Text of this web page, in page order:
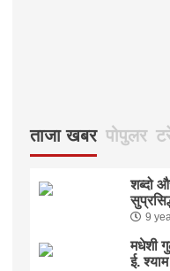
ताजा खबर पोपुलर
शब्दो
9
मधेशी
ई.